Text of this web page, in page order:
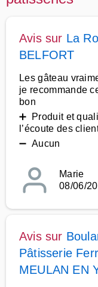
Avis sur La
BELFORT
Les gâteau
je recommande
bon
➕ Produit et
l’écoute des
➖ Aucun
Marie
08/06/
Avis sur
Pâtisserie
MEULAN EN